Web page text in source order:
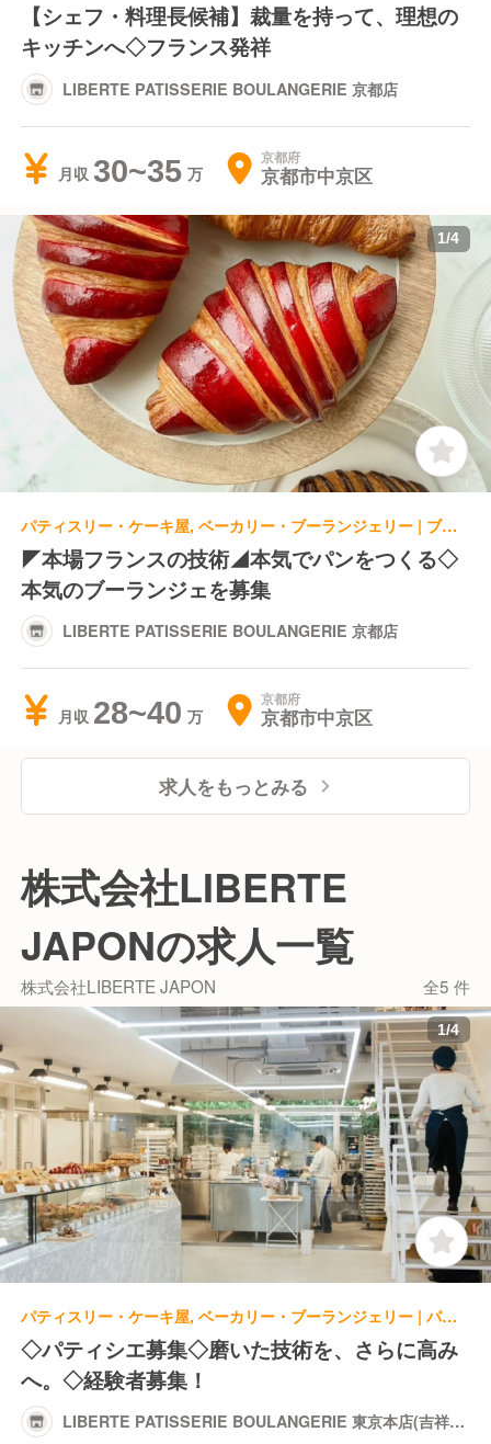
【シェフ・料理長候補】裁量を持って、理想の
キッチンへ◇フランス発祥
LIBERTE PATISSERIE BOULANGERIE 京都店
月収 30~35 京都府
京都市中京区
1/4
パティスリー・ケーキ屋, ベーカリー・ブーランジェリー | ブーランジェ・ベーカー
◤本場フランスの技術◢本気でパンをつくる◇
本気のブーランジェを募集
LIBERTE PATISSERIE BOULANGERIE 京都店
月収 28~40 京都府
京都市中京区
求人をもっとみる
株式会社LIBERTE
JAPONの求人一覧
株式会社LIBERTE JAPON 全5 件
1/4
パティスリー・ケーキ屋, ベーカリー・ブーランジェリー | パティシエ
◇パティシエ募集◇磨いた技術を、さらに高み
へ。◇経験者募集！
LIBERTE PATISSERIE BOULANGERIE 東京本店(吉祥